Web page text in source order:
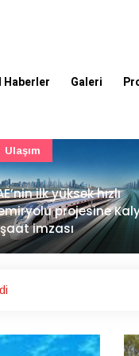
Galeri
ve mühendislik
e-PYS ile dijital
taşınacak
Güncel